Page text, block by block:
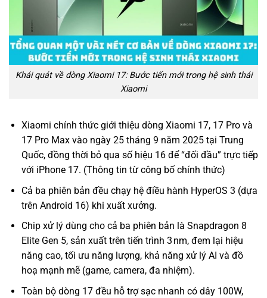
Khái quát về dòng Xiaomi 17: Bước tiến mới trong hệ sinh thái
Xiaomi
Xiaomi chính thức giới thiệu dòng Xiaomi 17, 17 Pro và
17 Pro Max vào ngày 25 tháng 9 năm 2025 tại Trung
Quốc, đồng thời bỏ qua số hiệu 16 để “đối đầu” trực tiếp
với iPhone 17. (Thông tin từ công bố chính thức)
Cả ba phiên bản đều chạy hệ điều hành HyperOS 3 (dựa
trên Android 16) khi xuất xưởng.
Chip xử lý dùng cho cả ba phiên bản là Snapdragon 8
Elite Gen 5, sản xuất trên tiến trình 3 nm, đem lại hiệu
năng cao, tối ưu năng lượng, khả năng xử lý AI và đồ
hoạ mạnh mẽ (game, camera, đa nhiệm).
Toàn bộ dòng 17 đều hỗ trợ sạc nhanh có dây 100W,